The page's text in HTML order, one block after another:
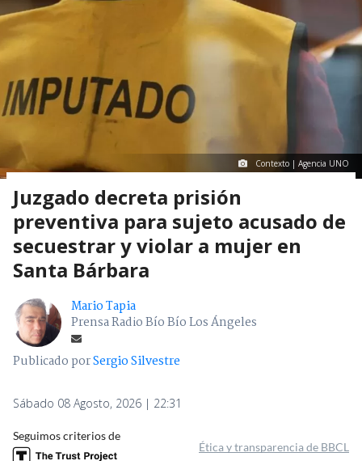
Contexto | Agencia UNO
Juzgado decreta prisión
preventiva para sujeto acusado de
secuestrar y violar a mujer en
Santa Bárbara
Mario Tapia
Prensa Radio Bío Bío Los Ángeles
Publicado porSergio Silvestre
Sábado 08 Agosto, 2026 | 22:31
Seguimos criterios de
Ética y transparencia de BBCL